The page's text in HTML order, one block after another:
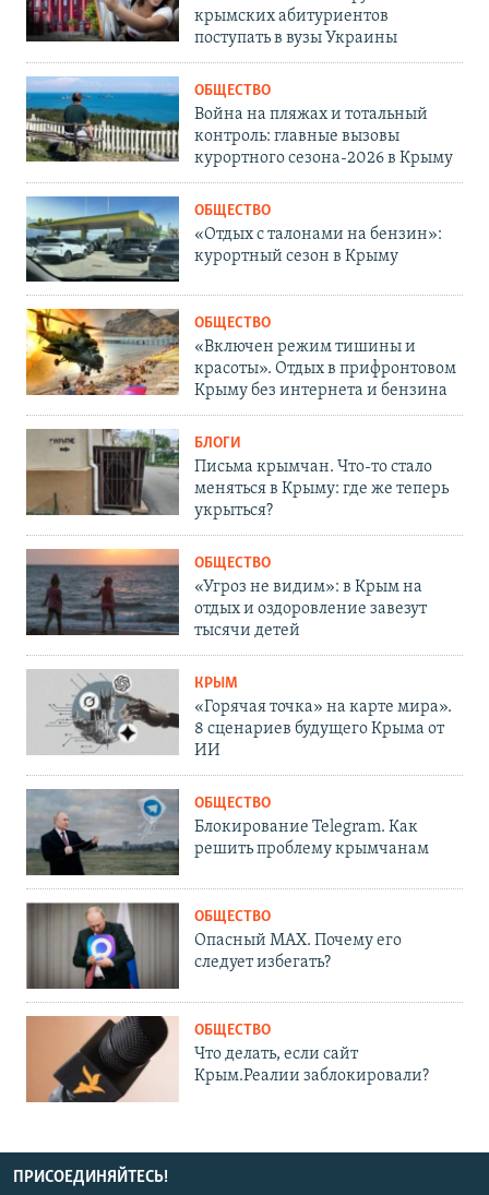
крымских абитуриентов
поступать в вузы Украины
ОБЩЕСТВО
Война на пляжах и тотальный
контроль: главные вызовы
курортного сезона-2026 в Крыму
ОБЩЕСТВО
«Отдых с талонами на бензин»:
курортный сезон в Крыму
ОБЩЕСТВО
«Включен режим тишины и
красоты». Отдых в прифронтовом
Крыму без интернета и бензина
БЛОГИ
Письма крымчан. Что-то стало
меняться в Крыму: где же теперь
укрыться?
ОБЩЕСТВО
«Угроз не видим»: в Крым на
отдых и оздоровление завезут
тысячи детей
КРЫМ
«Горячая точка» на карте мира».
8 сценариев будущего Крыма от
ИИ
ОБЩЕСТВО
Блокирование Telegram. Как
решить проблему крымчанам
ОБЩЕСТВО
Опасный MAX. Почему его
следует избегать?
ОБЩЕСТВО
Что делать, если сайт
Крым.Реалии заблокировали?
ПРИСОЕДИНЯЙТЕСЬ!